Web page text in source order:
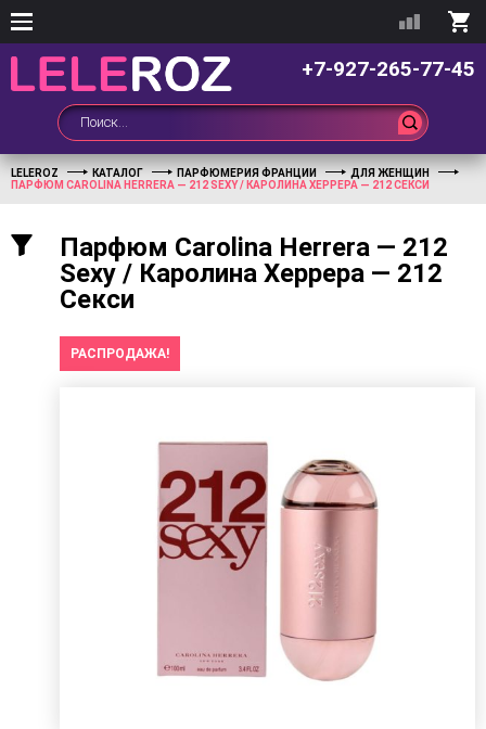
+7-927-265-77-45
LELEROZ КАТАЛОГ ПАРФЮМЕРИЯ ФРАНЦИИ
ДЛЯ ЖЕНЩИН
ПАРФЮМ CAROLINA HERRERA — 212 SEXY / КАРОЛИНА ХЕРРЕРА — 212 СЕКСИ
Парфюм Carolina Herrera — 212
Sexy / Каролина Херрера — 212
Секси
РАСПРОДАЖА!